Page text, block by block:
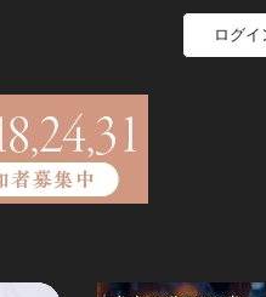
ログイ